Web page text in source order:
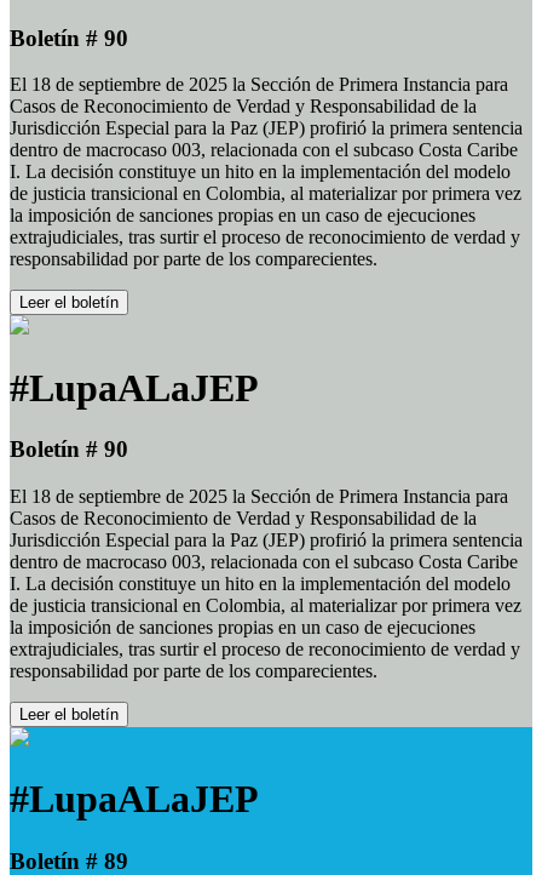
Boletín # 90
El 18 de septiembre de 2025 la Sección de Primera Instancia para
Casos de Reconocimiento de Verdad y Responsabilidad de la
Jurisdicción Especial para la Paz (JEP) profirió la primera sentencia
dentro de macrocaso 003, relacionada con el subcaso Costa Caribe
I. La decisión constituye un hito en la implementación del modelo
de justicia transicional en Colombia, al materializar por primera vez
la imposición de sanciones propias en un caso de ejecuciones
extrajudiciales, tras surtir el proceso de reconocimiento de verdad y
responsabilidad por parte de los comparecientes.
Leer el boletín
#LupaALaJEP
Boletín # 90
El 18 de septiembre de 2025 la Sección de Primera Instancia para
Casos de Reconocimiento de Verdad y Responsabilidad de la
Jurisdicción Especial para la Paz (JEP) profirió la primera sentencia
dentro de macrocaso 003, relacionada con el subcaso Costa Caribe
I. La decisión constituye un hito en la implementación del modelo
de justicia transicional en Colombia, al materializar por primera vez
la imposición de sanciones propias en un caso de ejecuciones
extrajudiciales, tras surtir el proceso de reconocimiento de verdad y
responsabilidad por parte de los comparecientes.
Leer el boletín
#LupaALaJEP
Boletín # 89